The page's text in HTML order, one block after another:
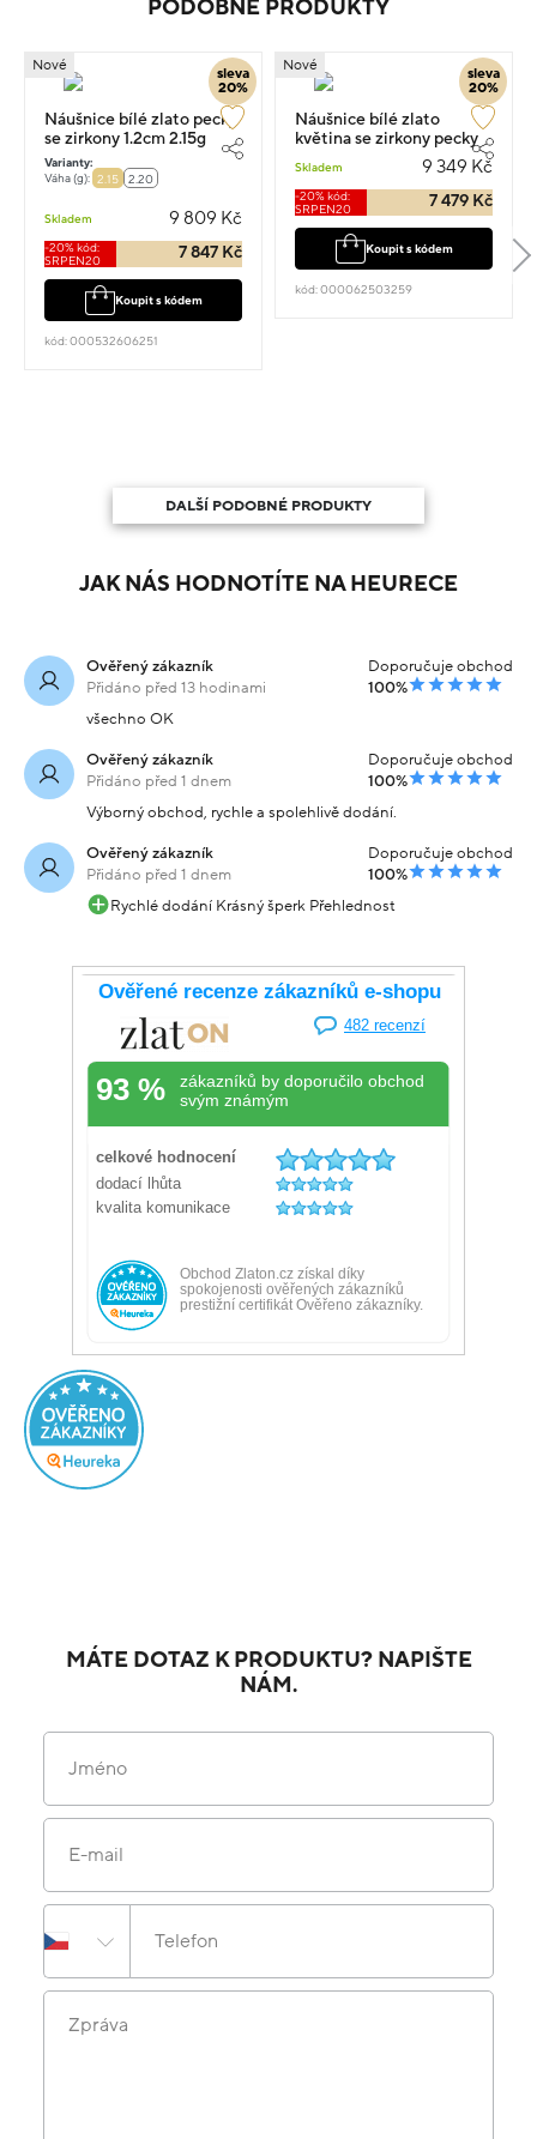
PODOBNÉ PRODUKTY
sleva
20%
Nové
Náušnice bílé zlato pecky
se zirkony 1.2cm 2.15g
Varianty:
Váha (g): 2.15 2.20
Skladem 9 809 Kč
-20% kód:
SRPEN20
7 847 Kč
Koupit s kódem
kód: 000532606251
sleva
20%
Nové
Náušnice bílé zlato
květina se zirkony pecky
Skladem 9 349 Kč
-20% kód:
SRPEN20
7 479 Kč
Koupit s kódem
kód: 000062503259
DALŠÍ PODOBNÉ PRODUKTY
JAK NÁS HODNOTÍTE NA HEURECE
Ověřený zákazník
Přidáno před 13 hodinami
Doporučuje obchod
100%
všechno OK
Ověřený zákazník
Přidáno před 1 dnem
Doporučuje obchod
100%
Výborný obchod, rychle a spolehlivě dodání.
Ověřený zákazník
Přidáno před 1 dnem
Doporučuje obchod
100%
Rychlé dodání Krásný šperk Přehlednost
MÁTE DOTAZ K PRODUKTU? NAPIŠTE
NÁM.
Jméno
E-mail
Telefon
Zpráva